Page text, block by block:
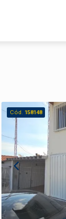
Cód. 158148